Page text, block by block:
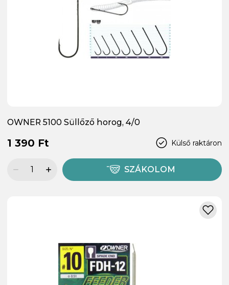
OWNER 5100 Süllőző horog, 4/0
Külső raktáron
1 390 Ft
SZÁKOLOM